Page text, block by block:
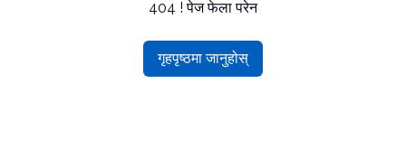
404 ! पेज फेला परेन
गृहपृष्ठमा जानुहोस्